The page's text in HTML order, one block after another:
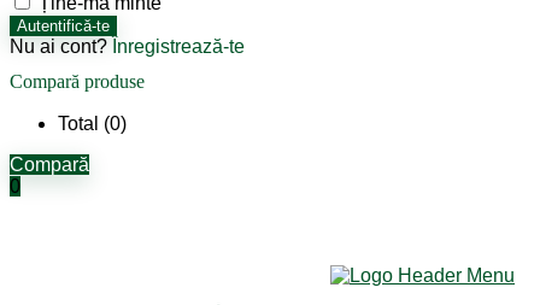
Autentifică-te
Nu ai cont? Înregistrează-te
Compară produse
Total (0)
Compară
0